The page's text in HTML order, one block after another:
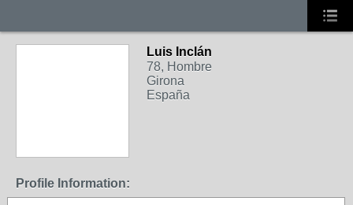
Luis Inclán
78, Hombre
Girona
España
Profile Information: